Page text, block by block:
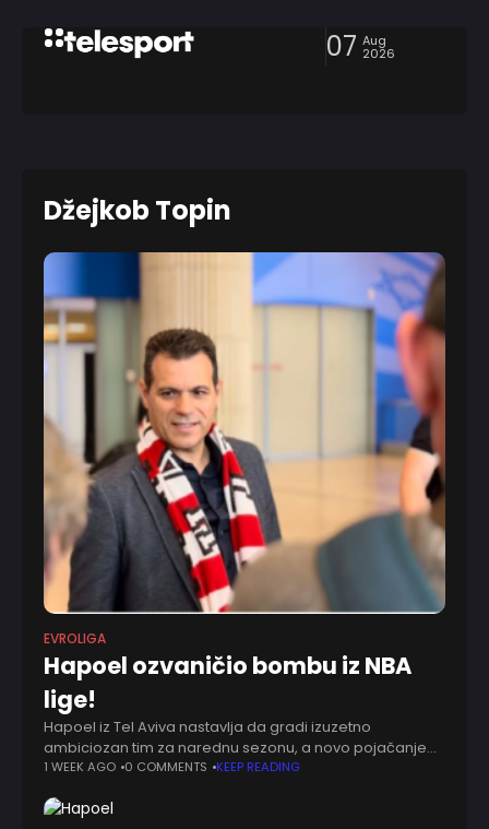
07 Aug
2026
Džejkob Topin
EVROLIGA
Hapoel ozvaničio bombu iz NBA
lige!
Hapoel iz Tel Aviva nastavlja da gradi izuzetno
ambiciozan tim za narednu sezonu, a novo pojačanje
izraelskog kluba je Džejkob Topin. Klub je zvanično
1 WEEK AGO 0 COMMENTS KEEP READING